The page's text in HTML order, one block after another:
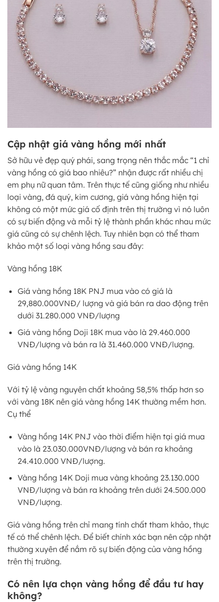
Cập nhật giá vàng hồng mới nhất
Sở hữu vẻ đẹp quý phái, sang trọng nên thắc mắc “1 chỉ
vàng hồng có giá bao nhiêu?” nhận được rất nhiều chị
em phụ nữ quan tâm. Trên thực tế cũng giống như nhiều
loại vàng, đá quý, kim cương, giá vàng hồng hiện tại
không có một mức giá cố định trên thị trường vì nó luôn
có sự biến động và mỗi tỷ lệ thành phần khác nhau mức
giá cũng có sự chênh lệch. Tuy nhiên bạn có thể tham
khảo một số loại vàng hồng sau đây:
Vàng hồng 18K
Giá vàng hồng 18K PNJ mua vào có giá là
29,880.000VNĐ/ lượng và giá bán ra dao động trên
dưới 31.280.000 VNĐ/lượng
Giá vàng hồng Doji 18K mua vào là 29.460.000
VNĐ/lượng và bán ra là 31.460.000 VNĐ/lượng.
Giá vàng hồng 14K
Với tỷ lệ vàng nguyên chất khoảng 58,5% thấp hơn so
với vàng 18K nên giá vàng hồng 14K thường mềm hơn.
Cụ thể
Vàng hồng 14K PNJ vào thời điểm hiện tại giá mua
vào là 23.030.000VNĐ/lượng và bán ra khoảng
24.410.000 VNĐ/lượng.
Vàng hồng 14K Doji mua vàng khoảng 23.130.000
VNĐ/lượng và bán ra khoảng trên dưới 24.500.000
VNĐ/lượng.
Giá vàng hồng trên chỉ mang tính chất tham khảo, thực
tế có thể chênh lệch. Để biết chính xác bạn nên cập nhật
thường xuyên để nắm rõ sự biến động của vàng hồng
trên thị trường.
Có nên lựa chọn vàng hồng để đầu tư hay
không?